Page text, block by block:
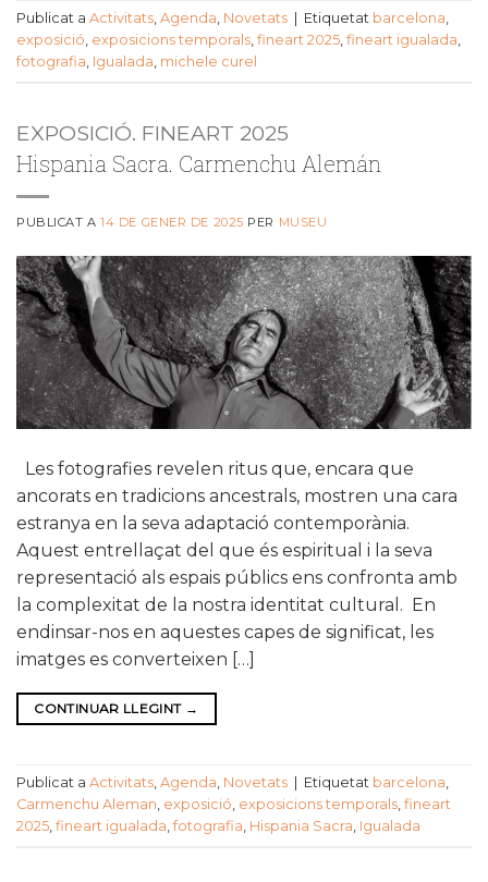
Publicat a Activitats, Agenda, Novetats Etiquetat barcelona,
exposició, exposicions temporals, fineart 2025, fineart igualada,
fotografia, Igualada, michele curel
EXPOSICIÓ. FINEART 2025
Hispania Sacra. Carmenchu Alemán
PUBLICAT A14 DE GENER DE 2025 PER MUSEU
Les fotografies revelen ritus que, encara que
ancorats en tradicions ancestrals, mostren una cara
estranya en la seva adaptació contemporània.
Aquest entrellaçat del que és espiritual i la seva
representació als espais públics ens confronta amb
la complexitat de la nostra identitat cultural. En
endinsar-nos en aquestes capes de significat, les
imatges es converteixen […]
CONTINUAR LLEGINT →
Publicat a Activitats, Agenda, Novetats Etiquetat barcelona,
Carmenchu Aleman, exposició, exposicions temporals, fineart
2025, fineart igualada, fotografia, Hispania Sacra, Igualada